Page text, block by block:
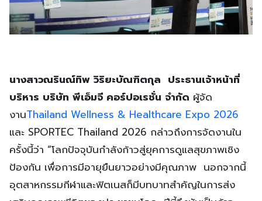
นางสาวณรินณ์ทิพ วิริยะบัณฑิตกุล ประธานเจ้าหน้าที่
บริหาร บริษัท พีเอ็มจี คอร์ปอเรชั่น จำกัด ผู้จัด
งานThailand Wellness & Healthcare Expo 2026
และ SPORTEC Thailand 2026 กล่าวถึงการจัดงานใน
ครั้งนี้ว่า “โลกปัจจุบันกำลังก้าวสู่ยุคการดูแลสุขภาพเชิง
ป้องกัน เพื่อการมีอายุยืนยาวอย่างมีคุณภาพ นอกจากนี้
อุตสาหกรรมกีฬาและฟิตเนสก็มีบทบาทสำคัญในการส่ง